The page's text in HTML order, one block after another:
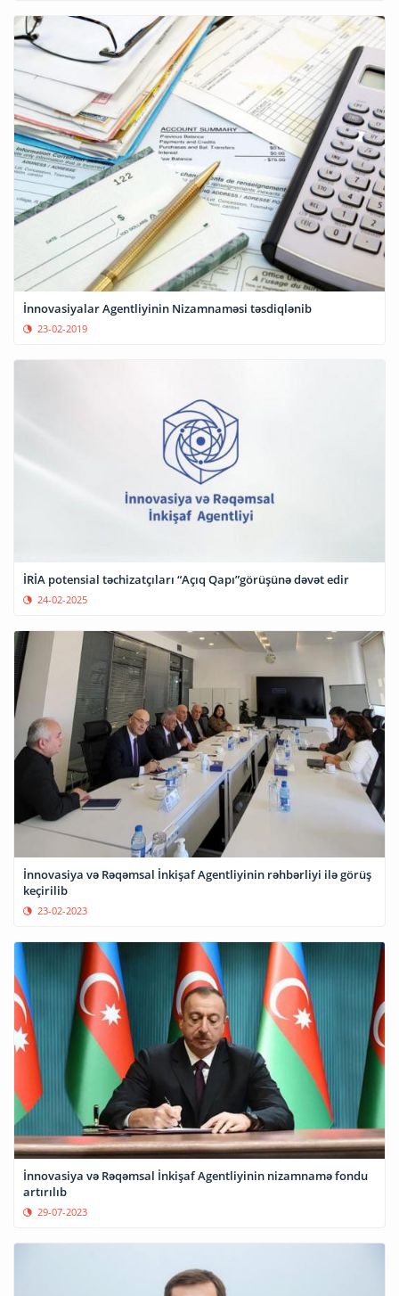
İnnovasiyalar Agentliyinin Nizamnaməsi təsdiqlənib
23-02-2019
İRİA potensial təchizatçıları “Açıq Qapı”görüşünə dəvət edir
24-02-2025
İnnovasiya və Rəqəmsal İnkişaf Agentliyinin rəhbərliyi ilə görüş
keçirilib
23-02-2023
İnnovasiya və Rəqəmsal İnkişaf Agentliyinin nizamnamə fondu
artırılıb
29-07-2023